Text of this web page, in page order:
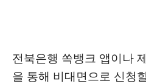
전북은행 쏙뱅크 앱이나
을 통해 비대면으로 신청